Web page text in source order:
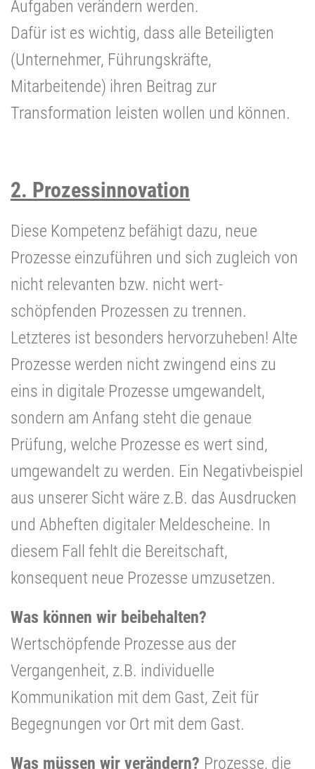
Aufgaben verändern werden.
Dafür ist es wichtig, dass alle Beteiligten
(Unternehmer, Führungskräfte,
Mitarbeitende) ihren Beitrag zur
Transformation leisten wollen und können.
2. Prozessinnovation
Diese Kompetenz befähigt dazu, neue
Prozesse einzuführen und sich zugleich von
nicht relevanten bzw. nicht wert-
schöpfenden Prozessen zu trennen.
Letzteres ist besonders hervorzuheben! Alte
Prozesse werden nicht zwingend eins zu
eins in digitale Prozesse umgewandelt,
sondern am Anfang steht die genaue
Prüfung, welche Prozesse es wert sind,
umgewandelt zu werden. Ein Negativbeispiel
aus unserer Sicht wäre z.B. das Ausdrucken
und Abheften digitaler Meldescheine. In
diesem Fall fehlt die Bereitschaft,
konsequent neue Prozesse umzusetzen.
Was können wir beibehalten?
Wertschöpfende Prozesse aus der
Vergangenheit, z.B. individuelle
Kommunikation mit dem Gast, Zeit für
Begegnungen vor Ort mit dem Gast.
Was müssen wir verändern? Prozesse, die